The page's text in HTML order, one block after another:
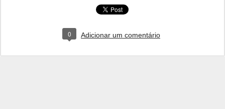
0 Adicionar um comentário